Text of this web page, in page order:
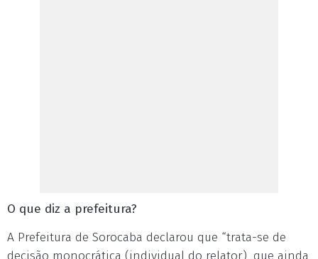
O que diz a prefeitura?
A Prefeitura de Sorocaba declarou que “trata-se de
decisão monocrática (individual do relator), que ainda